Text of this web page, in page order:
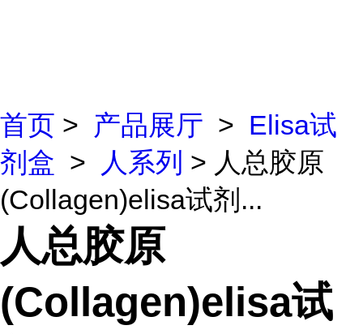
首页 > 产品展厅 > Elisa试
剂盒 > 人系列 > 人总胶原
(Collagen)elisa试剂...
人总胶原
(Collagen)elisa试